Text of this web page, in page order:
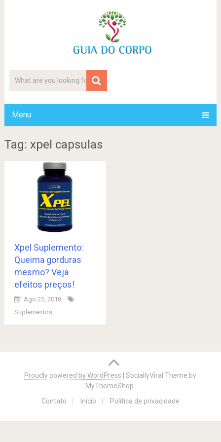
Menu
Tag: xpel capsulas
Xpel Suplemento:
Queima gorduras
mesmo? Veja
efeitos preços!
Ago 25, 2018
Suplementos
navigation
Proudly powered by WordPress |SociallyViral Theme by
MyThemeShop
Contato
Inicio Política de privacidade